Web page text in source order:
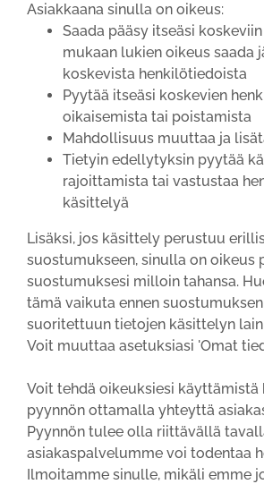
Asiakkaana sinulla on oikeus:
Saada pääsy itseäsi
mukaan lukien oikeus saada
koskevista henkilötiedoista
Pyytää itseäsi koskevien
oikaisemista tai poistamista
Mahdollisuus muuttaa ja
Tietyin edellytyksin pyytää
rajoittamista tai vastustaa
käsittelyä
Lisäksi, jos käsittely perustuu
suostumukseen, sinulla on oikeus
suostumuksesi milloin tahansa.
tämä vaikuta ennen
suoritettuun tietojen käsittelyn
Voit muuttaa asetuksiasi 'Omat
Voit tehdä oikeuksiesi käyttämistä
pyynnön ottamalla yhteyttä
Pyynnön tulee olla riittävällä
asiakaspalvelumme voi todentaa
Ilmoitamme sinulle, mikäli emme